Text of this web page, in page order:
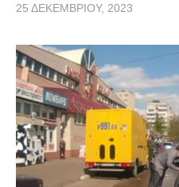
25 ΔΕΚΕΜΒΡΊΟΥ, 2023